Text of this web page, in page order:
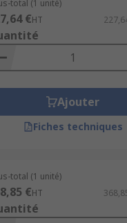
total (1 unité)
€HT
Ajouter
Fiches techniques
total (1 unité)
€HT